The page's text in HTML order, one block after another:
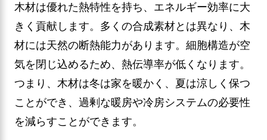
木材は優れた熱特性を持ち、エネルギー効率に大
きく貢献します。多くの合成素材とは異なり、木
材には天然の断熱能力があります。細胞構造が空
気を閉じ込めるため、熱伝導率が低くなります。
つまり、木材は冬は家を暖かく、夏は涼しく保つ
ことができ、過剰な暖房や冷房システムの必要性
を減らすことができます。